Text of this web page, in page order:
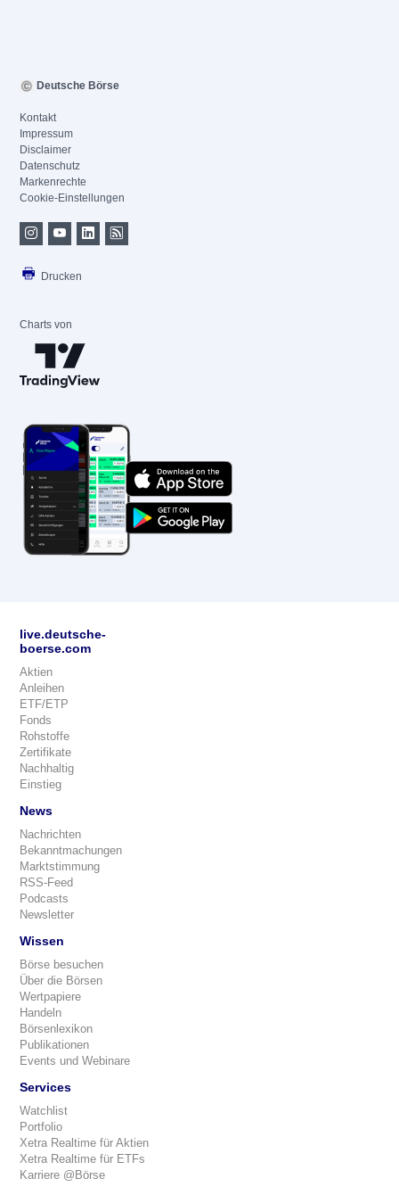
Deutsche Börse
Kontakt
Impressum
Disclaimer
Datenschutz
Markenrechte
Cookie-Einstellungen
Drucken
Charts von
live.deutsche-
boerse.com
Aktien
Anleihen
ETF/ETP
Fonds
Rohstoffe
Zertifikate
Nachhaltig
Einstieg
News
Nachrichten
Bekanntmachungen
Marktstimmung
RSS-Feed
Podcasts
Newsletter
Wissen
Börse besuchen
Über die Börsen
Wertpapiere
Handeln
Börsenlexikon
Publikationen
Events und Webinare
Services
Watchlist
Portfolio
Xetra Realtime für Aktien
Xetra Realtime für ETFs
Karriere @Börse